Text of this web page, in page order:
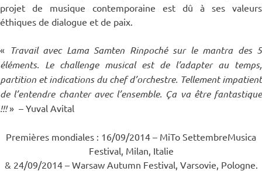
projet de musique contemporaine est dû à ses valeurs
éthiques de dialogue et de paix.
« Travail avec Lama Samten Rinpoché sur le mantra des 5
éléments. Le challenge musical est de l’adapter au temps,
partition et indications du chef d’orchestre. Tellement impatient
de l’entendre chanter avec l’ensemble. Ça va être fantastique
!!!» – Yuval Avital
Premières mondiales : 16/09/2014 – MiTo SettembreMusica
Festival, Milan, Italie
& 24/09/2014 – Warsaw Autumn Festival, Varsovie, Pologne.